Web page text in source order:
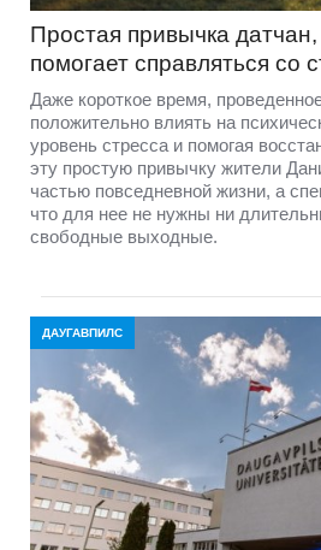
Простая привычка датчан,
помогает справляться со
Даже короткое время,
положительно влиять на
уровень стресса и помогая
эту простую привычку жители
частью повседневной жизни, а
что для нее не нужны ни
свободные выходные.
ДАУГАВПИЛС